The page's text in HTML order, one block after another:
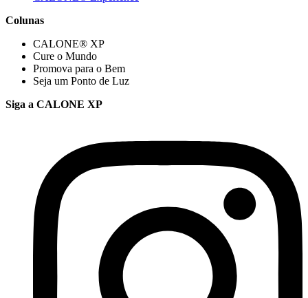
Colunas
CALONE® XP
Cure o Mundo
Promova para o Bem
Seja um Ponto de Luz
Siga a CALONE XP